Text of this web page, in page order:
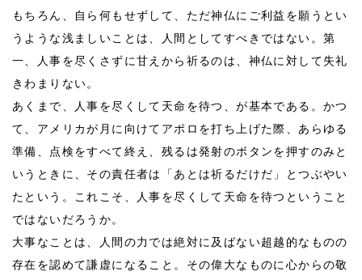
もちろん、自ら何もせずして、ただ神仏にご利益を願うとい
うような浅ましいことは、人間としてすべきではない。第
一、人事を尽くさずに甘えから祈るのは、神仏に対して失礼
きわまりない。
あくまで、人事を尽くして天命を待つ、が基本である。かつ
て、アメリカが月に向けてアポロを打ち上げた際、あらゆる
準備、点検をすべて終え、残るは発射のボタンを押すのみと
いうときに、その責任者は「あとは祈るだけだ」とつぶやい
たという。これこそ、人事を尽くして天命を待つということ
ではないだろうか。
大事なことは、人間の力では絶対に及ばない超越的なものの
存在を認めて謙虚になること。その偉大なものに心からの敬